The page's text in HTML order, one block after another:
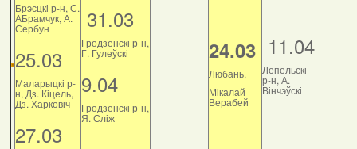
Брэсцкі р-н, С.
АБрамчук, А.
Сербун
25.03
Маларыцкі р-
н, Дз. Кіцель,
Дз. Харковіч
27.03
31.03
Гродзенскі р-н,
Г. Гулеўскі
9.04
Гродзенскі р-н,
Я. Сліж
24.03
Любань,
Мікалай
Верабей
11.04
Лепельскі
р-н, А.
Вінчэўскі